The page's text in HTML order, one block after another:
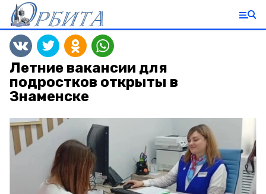
Летние вакансии для
подростков открыты в
Знаменске